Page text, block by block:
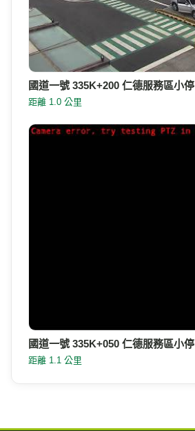
國道一號 335K+200 仁德服務區小停
距離 1.0 公里
國道一號 335K+050 仁德服務區小停
距離 1.1 公里